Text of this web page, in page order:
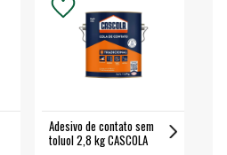
Adesivo de contato sem
toluol 2,8 kg CASCOLA